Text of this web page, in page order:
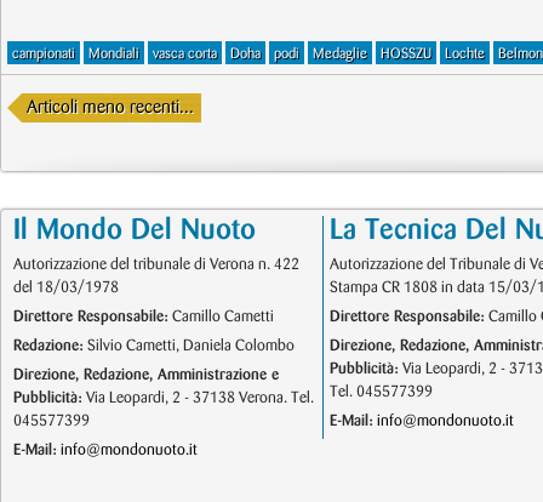
campionati Mondiali vasca corta Doha podi Medaglie HOSSZU Lochte
Articoli meno recenti...
Il Mondo Del Nuoto
Autorizzazione del tribunale di Verona n. 422
del 18/03/1978
Direttore Responsabile: Camillo Cametti
Redazione: Silvio Cametti, Daniela Colombo
Direzione, Redazione, Amministrazione e
Pubblicità: Via Leopardi, 2 - 37138 Verona. Tel.
045577399
E-Mail: info@mondonuoto.it
La Tecnica Del
Autorizzazione del Tribunale di
Stampa CR 1808 in data 15/03/
Direttore Responsabile: Camillo
Direzione, Redazione,
Pubblicità: Via Leopardi, 2 -
Tel. 045577399
E-Mail: info@mondonuoto.it